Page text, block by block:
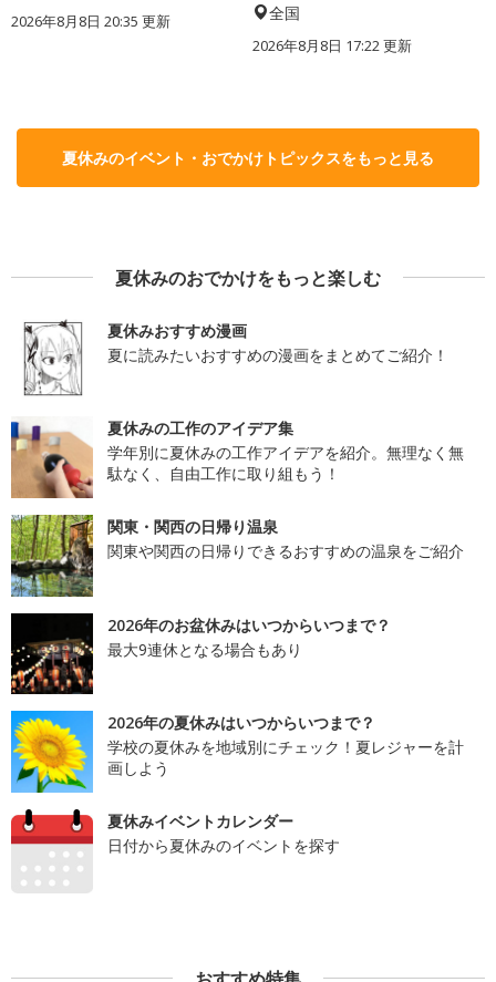
2026年8月8日 20:35 更新 全国
2026年8月8日 17:22更新
夏休みのイベント・おでかけトピックスをもっと見る
夏休みのおでかけをもっと楽しむ
夏休みおすすめ漫画
夏に読みたいおすすめの漫画をまとめてご紹介！
夏休みの工作のアイデア集
学年別に夏休みの工作アイデアを紹介。無理なく無
駄なく、自由工作に取り組もう！
関東・関西の日帰り温泉
関東や関西の日帰りできるおすすめの温泉をご紹介
2026年のお盆休みはいつからいつまで？
最大9連休となる場合もあり
2026年の夏休みはいつからいつまで？
学校の夏休みを地域別にチェック！夏レジャーを計
画しよう
夏休みイベントカレンダー
日付から夏休みのイベントを探す